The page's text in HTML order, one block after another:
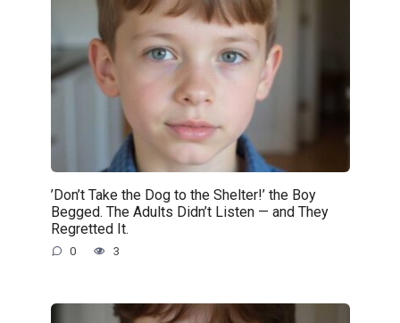
’Don’t Take the Dog to the Shelter!’ the Boy
Begged. The Adults Didn’t Listen — and They
Regretted It.
0 3